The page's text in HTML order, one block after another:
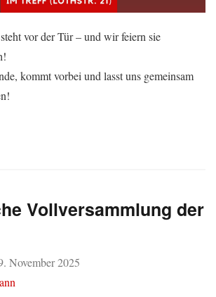
vor der Tür – und wir feiern sie
kommt vorbei und lasst uns gemeinsam
Vollversammlung der
November 2025